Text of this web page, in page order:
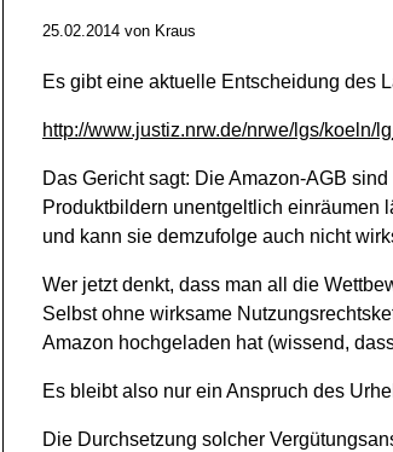
25.02.2014 von Kraus
Es gibt eine aktuelle Entscheidung des
http://www.justiz.nrw.de/nrwe/lgs/koeln/
Das Gericht sagt: Die Amazon-AGB
Produktbildern unentgeltlich einräumen
und kann sie demzufolge auch nicht
Wer jetzt denkt, dass man all die
Selbst ohne wirksame
Amazon hochgeladen hat (wissend,
Es bleibt also nur ein Anspruch des
Die Durchsetzung solcher